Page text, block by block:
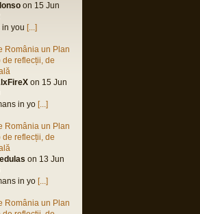
on 15 Jun
in you [...]
România un Plan
de reflecții, de
on 15 Jun
in yo [...]
România un Plan
de reflecții, de
on 13 Jun
in yo [...]
România un Plan